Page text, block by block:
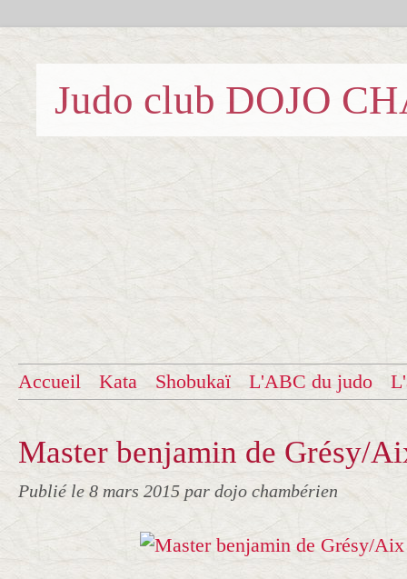
Judo club DOJO
Accueil Kata Shobukaï L'ABC du judo
Master benjamin de Grésy/
Publié le 8 mars 2015 par dojo chambérien